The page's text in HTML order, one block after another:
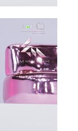
nhập
nguồn nội lực,
vị thế kiến
Chuyển hóa
thành động
triển